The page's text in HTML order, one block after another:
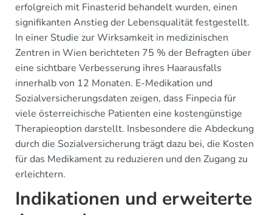
erfolgreich mit Finasterid behandelt wurden, einen
signifikanten Anstieg der Lebensqualität festgestellt.
In einer Studie zur Wirksamkeit in medizinischen
Zentren in Wien berichteten 75 % der Befragten über
eine sichtbare Verbesserung ihres Haarausfalls
innerhalb von 12 Monaten. E-Medikation und
Sozialversicherungsdaten zeigen, dass Finpecia für
viele österreichische Patienten eine kostengünstige
Therapieoption darstellt. Insbesondere die Abdeckung
durch die Sozialversicherung trägt dazu bei, die Kosten
für das Medikament zu reduzieren und den Zugang zu
erleichtern.
Indikationen und erweiterte